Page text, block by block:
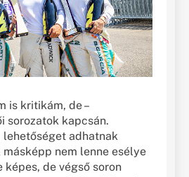
is kritikám, de –
sorozatok kapcsán.
lehetőséget adhatnak
nem lenne esélye
képes, de végső soron